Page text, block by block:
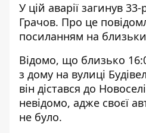
У цій аварії загинув
Грачов. Про це
посиланням на
Відомо, що близько
з дому на вулиці
він дістався до
невідомо, адже своєї
не було.